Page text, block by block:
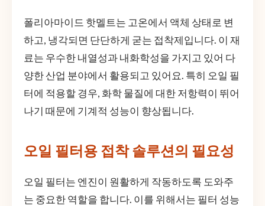
폴리아마이드 핫멜트는 고온에서 액체 상태로 변
하고, 냉각되면 단단하게 굳는 접착제입니다. 이 재
료는 우수한 내열성과 내화학성을 가지고 있어 다
양한 산업 분야에서 활용되고 있어요. 특히 오일 필
터에 적용할 경우, 화학 물질에 대한 저항력이 뛰어
나기 때문에 기계적 성능이 향상됩니다.
오일 필터용 접착 솔루션의 필요성
오일 필터는 엔진이 원활하게 작동하도록 도와주
는 중요한 역할을 합니다. 이를 위해서는 필터 성능